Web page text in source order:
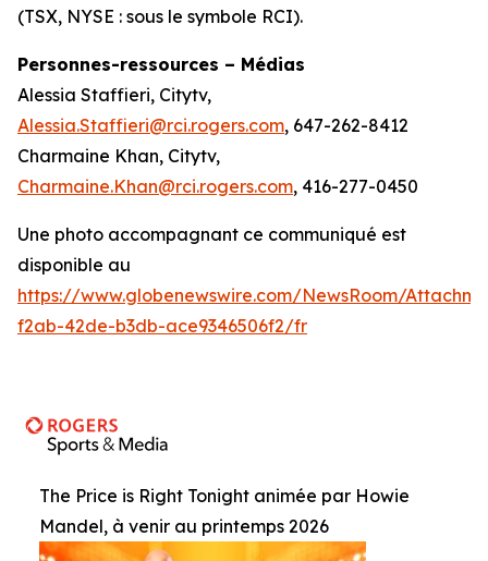
(TSX, NYSE : sous le symbole RCI).
Personnes-ressources – Médias
Alessia Staffieri, Citytv,
Alessia.Staffieri@rci.rogers.com, 647-262-8412
Charmaine Khan, Citytv,
Charmaine.Khan@rci.rogers.com, 416-277-0450
Une photo accompagnant ce communiqué est
disponible au
https://www.globenewswire.com/NewsRoom/
f2ab-42de-b3db-ace9346506f2/fr
The Price is Right Tonight animée par Howie
Mandel, à venir au printemps 2026